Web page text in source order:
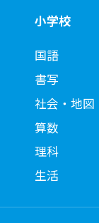
小学校
国語
書写
社会・地図
算数
理科
生活